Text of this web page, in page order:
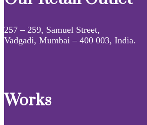
257 – 259, Samuel Street,
Vadgadi, Mumbai – 400 003, India.
Works